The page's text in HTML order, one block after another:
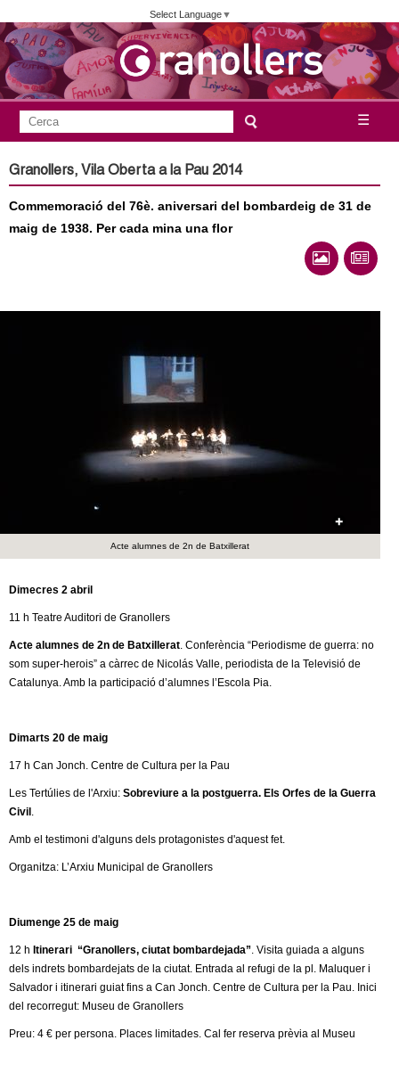
Vés
al
contingut
Select Language▼
u
n
a
e
a
n
o
e
s
☰
F
r
m
u
r
e
c
a
Granollers, Vila Oberta a la Pau 2014
Commemoració del 76è. aniversari del bombardeig de 31 de
maig de 1938. Per cada mina una flor
Acte alumnes de 2n de Batxillerat
Dimecres 2 abril
11 h Teatre Auditori de Granollers
Acte alumnes de 2n de Batxillerat. Conferència “Periodisme de guerra: no
som super-herois” a càrrec de Nicolás Valle, periodista de la Televisió de
Catalunya. Amb la participació d’alumnes l’Escola Pia.
Dimarts 20 de maig
17 h Can Jonch. Centre de Cultura per la Pau
Les Tertúlies de l'Arxiu: Sobreviure a la postguerra. Els Orfes de la Guerra
Civil .
Amb el testimoni d'alguns dels protagonistes d'aquest fet.
Organitza: L’Arxiu Municipal de Granollers
Diumenge 25 de maig
12 h Itinerari “Granollers, ciutat bombardejada”. Visita guiada a alguns
dels indrets bombardejats de la ciutat. Entrada al refugi de la pl. Maluquer i
Salvador i itinerari guiat fins a Can Jonch. Centre de Cultura per la Pau. Inici
del recorregut: Museu de Granollers
Preu: 4 € per persona. Places limitades. Cal fer reserva prèvia al Museu